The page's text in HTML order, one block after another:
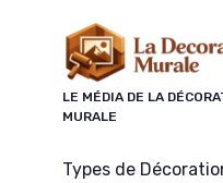
LE MÉDIA DE LA
MURALE
Types de